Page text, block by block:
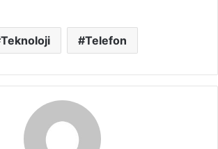
Teknoloji Telefon